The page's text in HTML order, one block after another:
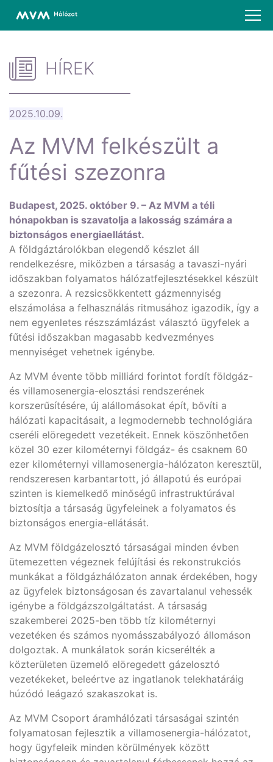
HÍREK
2025.10.09.
Az MVM felkészült a
fűtési szezonra
Budapest, 2025. október 9. – Az MVM a téli
hónapokban is szavatolja a lakosság számára a
biztonságos energiaellátást.
A földgáztárolókban elegendő készlet áll
rendelkezésre, miközben a társaság a tavaszi-nyári
időszakban folyamatos hálózatfejlesztésekkel készült
a szezonra. A rezsicsökkentett gázmennyiség
elszámolása a felhasználás ritmusához igazodik, így a
nem egyenletes részszámlázást választó ügyfelek a
fűtési időszakban magasabb kedvezményes
mennyiséget vehetnek igénybe.
Az MVM évente több milliárd forintot fordít földgáz-
és villamosenergia-elosztási rendszerének
korszerűsítésére, új alállomásokat épít, bővíti a
hálózati kapacitásait, a legmodernebb technológiára
cseréli elöregedett vezetékeit. Ennek köszönhetően
közel 30 ezer kilométernyi földgáz- és csaknem 60
ezer kilométernyi villamosenergia-hálózaton keresztül,
rendszeresen karbantartott, jó állapotú és európai
szinten is kiemelkedő minőségű infrastruktúrával
biztosítja a társaság ügyfeleinek a folyamatos és
biztonságos energia-ellátását.
Az MVM földgázelosztó társaságai minden évben
ütemezetten végeznek felújítási és rekonstrukciós
munkákat a földgázhálózaton annak érdekében, hogy
az ügyfelek biztonságosan és zavartalanul vehessék
igénybe a földgázszolgáltatást. A társaság
szakemberei 2025-ben több tíz kilométernyi
vezetéken és számos nyomásszabályozó állomáson
dolgoztak. A munkálatok során kicserélték a
közterületen üzemelő elöregedett gázelosztó
vezetékeket, beleértve az ingatlanok telekhatáráig
húzódó leágazó szakaszokat is.
Az MVM Csoport áramhálózati társaságai szintén
folyamatosan fejlesztik a villamosenergia-hálózatot,
hogy ügyfeleik minden körülmények között